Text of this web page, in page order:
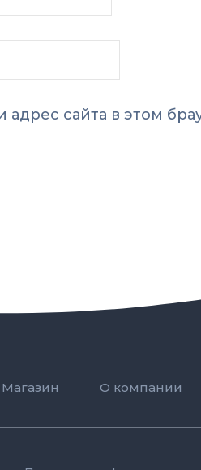
адрес сайта в этом
Магазин О компании